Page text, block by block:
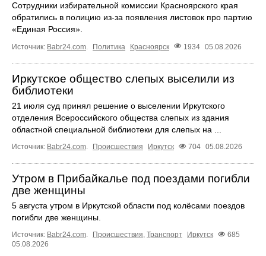
Сотрудники избирательной комиссии Красноярского края
обратились в полицию из-за появления листовок про партию
«Единая Россия».
Источник: Babr24.com Политика Красноярск 1934 05.08.2026
Иркутское общество слепых выселили из
библиотеки
21 июля суд принял решение о выселении Иркутского
отделения Всероссийского общества слепых из здания
областной специальной библиотеки для слепых на ...
Источник: Babr24.com Происшествия Иркутск 704 05.08.2026
Утром в Прибайкалье под поездами погибли
две женщины
5 августа утром в Иркутской области под колёсами поездов
погибли две женщины.
Источник: Babr24.com Происшествия Транспорт Иркутск
685
05.08.2026